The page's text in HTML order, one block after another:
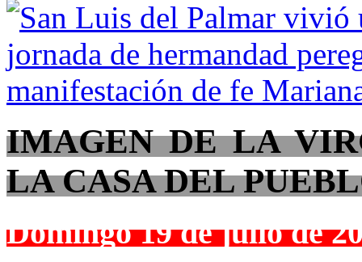
IMAGEN DE LA
LA CASA DEL
Domingo 19 de julio de